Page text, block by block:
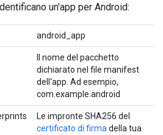
un'app per Android:
android_app
Il nome del pacchetto
dichiarato nel file manifest
dell'app. Ad esempio,
com.example.android
Le impronte SHA256 del
certificato di firma della tua